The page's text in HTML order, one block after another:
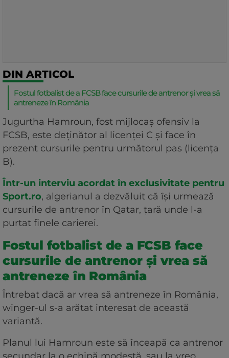
DIN ARTICOL
Fostul fotbalist de a FCSB face cursurile de antrenor și vrea să
antreneze în România
Jugurtha Hamroun, fost mijlocaș ofensiv la
FCSB, este deținător al licenței C și face în
prezent cursurile pentru următorul pas (licența
B).
Într-un interviu acordat în exclusivitate pentru
Sport.ro, algerianul a dezvăluit că își urmează
cursurile de antrenor în Qatar, țară unde l-a
purtat finele carierei.
Fostul fotbalist de a FCSB face
cursurile de antrenor și vrea să
antreneze în România
Întrebat dacă ar vrea să antreneze în România,
winger-ul s-a arătat interesat de această
variantă.
Planul lui Hamroun este să înceapă ca antrenor